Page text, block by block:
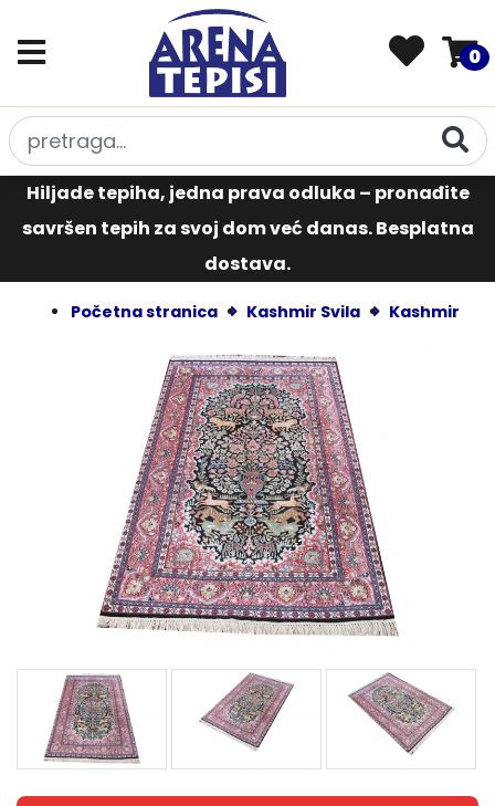
0
Hiljade tepiha, jedna prava odluka – pronađite
savršen tepih za svoj dom već danas. Besplatna
dostava.
Početna stranica Kashmir Svila Kashmir